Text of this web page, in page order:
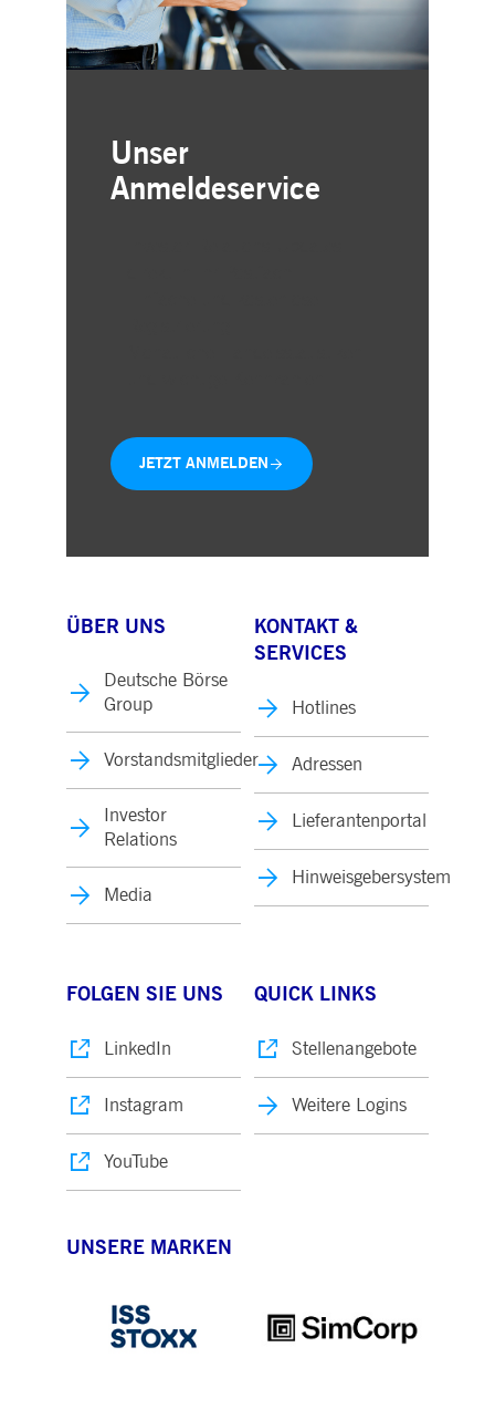
Unser
Anmeldeservice
JETZT ANMELDEN
ÜBER UNS
Deutsche Börse
Group
Vorstandsmitglieder
Investor
Relations
Media
KONTAKT &
SERVICES
Hotlines
Adressen
Lieferantenportal
Hinweisgebersystem
FOLGEN SIE UNS
LinkedIn
Instagram
YouTube
QUICK LINKS
Stellenangebote
Weitere Logins
UNSERE MARKEN